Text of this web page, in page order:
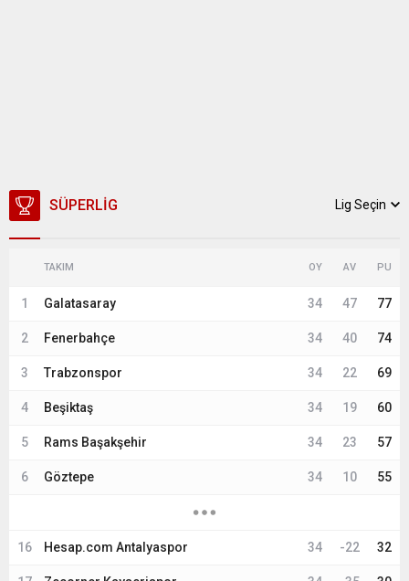
SÜPERLIG Lig Seçin
TAKIM OY AV PU
1 Galatasaray 34 47 77
2 Fenerbahçe 34 40 74
3 Trabzonspor 34 22 69
4 Beşiktaş 34 19 60
5 Rams Başakşehir 34 23 57
6 Göztepe 34 10 55
16 Hesap.com Antalyaspor 34 -22 32